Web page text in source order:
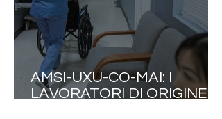
AMSI-UXU-CO-MAI: I
LAVORATORI DI ORIGINE